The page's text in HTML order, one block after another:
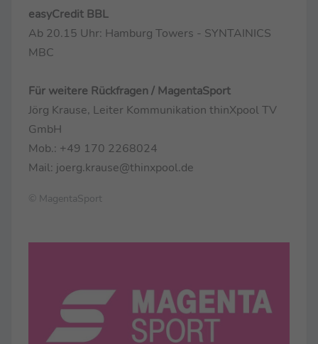
easyCredit BBL
Ab 20.15 Uhr: Hamburg Towers - SYNTAINICS
MBC
Für weitere Rückfragen / MagentaSport
Jörg Krause, Leiter Kommunikation thinXpool TV
GmbH
Mob.: +49 170 2268024
Mail: joerg.krause@thinxpool.de
© MagentaSport